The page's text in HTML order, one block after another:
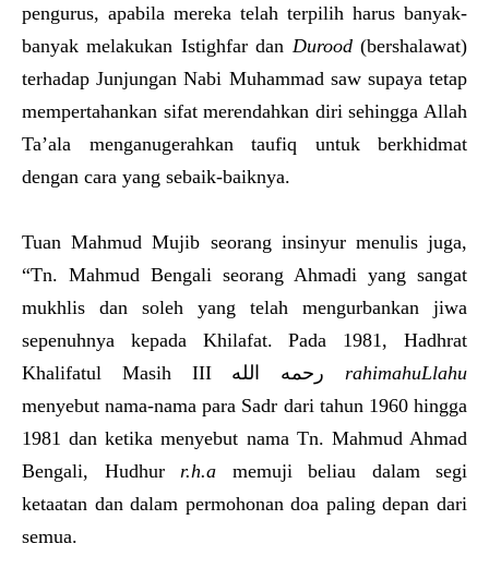
pengurus, apabila mereka telah terpilih harus banyak-
banyak melakukan Istighfar dan Durood(bershalawat)
terhadap Junjungan Nabi Muhammad saw supaya tetap
mempertahankan sifat merendahkan diri sehingga Allah
Ta’ala menganugerahkan taufiq untuk berkhidmat
dengan cara yang sebaik-baiknya.
Tuan Mahmud Mujib seorang insinyur menulis juga,
“Tn. Mahmud Bengali seorang Ahmadi yang sangat
mukhlis dan soleh yang telah mengurbankan jiwa
sepenuhnya kepada Khilafat. Pada 1981, Hadhrat
rahimahuLlahu
menyebut nama-nama para Sadr dari tahun 1960 hingga
1981 dan ketika menyebut nama Tn. Mahmud Ahmad
Bengali, Hudhur r.h.a memuji beliau dalam segi
ketaatan dan dalam permohonan doa paling depan dari
semua.